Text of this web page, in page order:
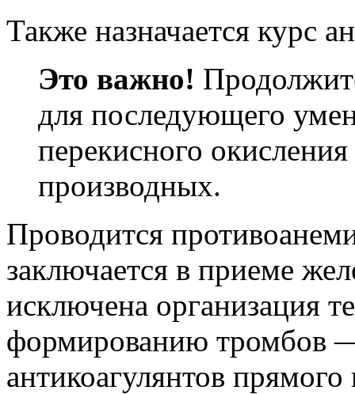
Также назначается курс
Это важно!
для последующего
перекисного
производных.
Проводится
заключается в приеме
исключена организация
формированию тромбов —
антикоагулянтов